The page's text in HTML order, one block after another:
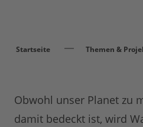
Startseite Themen &
Obwohl unser Planet zu
damit bedeckt ist, wird